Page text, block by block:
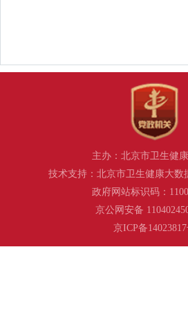
主办：北京市卫生健
技术支持：北京市卫生健康大数
政府网站标识码：
京公网安备
京ICP备